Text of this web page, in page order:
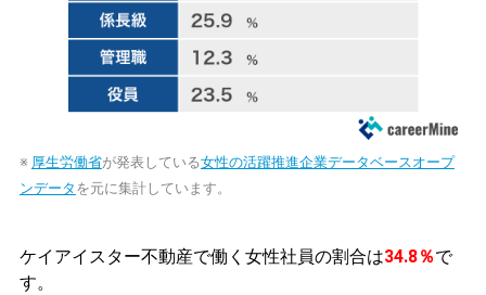
※ 厚生労働省が発表している女性の活躍推進企業データベースオープ
ンデータ を元に集計しています。
ケイアイスター不動産で働く女性社員の割合は34.8％で
す。